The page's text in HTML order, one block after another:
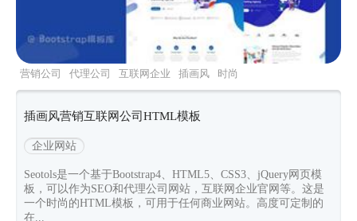
营销公司 代理公司 互联网企业 插画风 时尚
插画风营销互联网公司HTML模板
企业网站
Seotols是一个基于Bootstrap4、HTML5、CSS3、jQuery网页模
板，可以作为SEO和代理公司网站，互联网企业官网等。这是
一个时尚的HTML模板，可用于任何商业网站。高度可定制的
在...